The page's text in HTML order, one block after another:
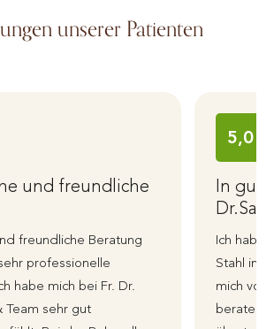
unserer Patienten
und freundliche
freundliche Beratung
professionelle
habe mich bei Fr. Dr.
Team sehr gut
5,0
In
Ich habe
Stahl in
mich von
beraten